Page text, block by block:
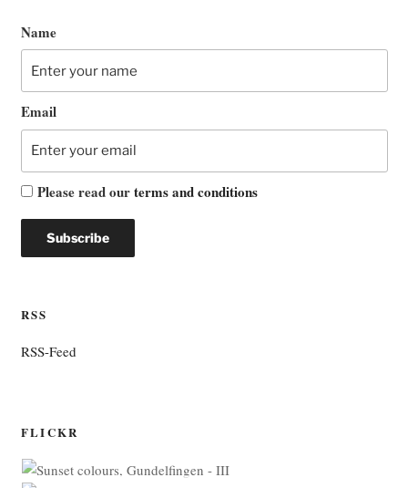
Name
Email
Please read ourterms and conditions
RSS
RSS-Feed
FLICKR